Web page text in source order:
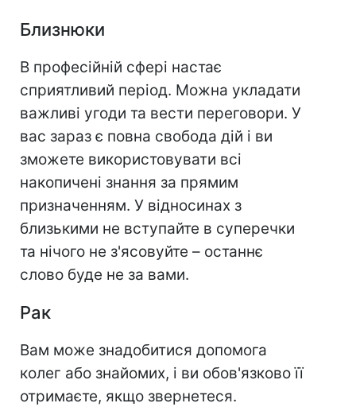
Близнюки
В професійній сфері настає
сприятливий період. Можна укладати
важливі угоди та вести переговори. У
вас зараз є повна свобода дій і ви
зможете використовувати всі
накопичені знання за прямим
призначенням. У відносинах з
близькими не вступайте в суперечки
та нічого не з'ясовуйте – останнє
слово буде не за вами.
Рак
Вам може знадобитися допомога
колег або знайомих, і ви обов'язково її
отримаєте, якщо звернетеся.